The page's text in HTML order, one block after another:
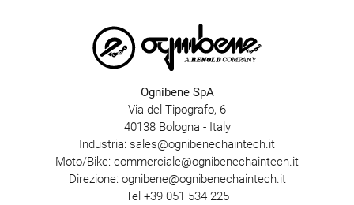
Ognibene SpA
Via del Tipografo, 6
40138 Bologna - Italy
Industria: sales@ognibenechaintech.it
Moto/Bike: commerciale@ognibenechaintech.it
Direzione: ognibene@ognibenechaintech.it
Tel +39 051 534 225